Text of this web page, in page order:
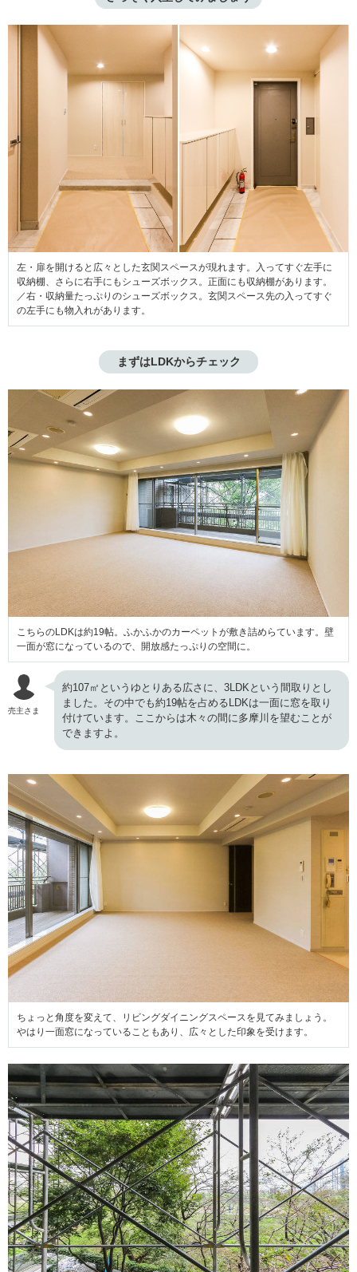
左・扉を開けると広々とした玄関スペースが現れます。入ってすぐ左手に
収納棚、さらに右手にもシューズボックス。正面にも収納棚があります。
／右・収納量たっぷりのシューズボックス。玄関スペース先の入ってすぐ
の左手にも物入れがあります。
まずはLDKからチェック
こちらのLDKは約19帖。ふかふかのカーペットが敷き詰めらています。壁
一面が窓になっているので、開放感たっぷりの空間に。
売主さま
約107㎡というゆとりある広さに、3LDKという間取りとし
ました。その中でも約19帖を占めるLDKは一面に窓を取り
付けています。ここからは木々の間に多摩川を望むことが
できますよ。
ちょっと角度を変えて、リビングダイニングスペースを見てみましょう。
やはり一面窓になっていることもあり、広々とした印象を受けます。